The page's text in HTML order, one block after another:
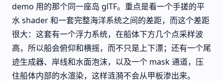
demo 用的那个同一座岛 glTF。重点是看一个手搓的平
水 shader 和一套完整海洋系统之间的差距，而这个差距
很大：这套有一个浮力系统，在船体下方几个点采样波
高，所以船会俯仰和横摇，而不只是上下漂；还有一个尾
迹生成器、岸线和水面泡沫，以及一个 mask 通道，压
住船体内部的水渲染，这样涟漪不会从甲板渗出来。